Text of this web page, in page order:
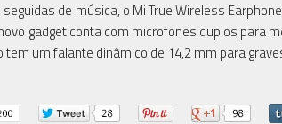
de música, o Mi True Wireless
gadget conta com microfones duplos para
tem um falante dinâmico de 14,2 mm para